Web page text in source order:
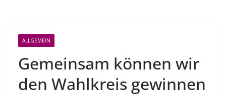
ALLGEMEIN
Gemeinsam können wir
den Wahlkreis gewinnen